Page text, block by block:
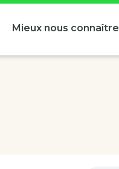
Mieux nous connaître